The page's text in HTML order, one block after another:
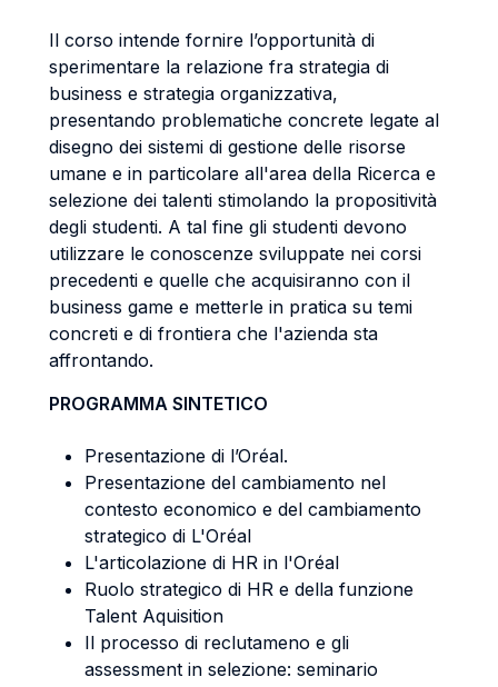
Il corso intende fornire l’opportunità di
sperimentare la relazione fra strategia di
business e strategia organizzativa,
presentando problematiche concrete legate al
disegno dei sistemi di gestione delle risorse
umane e in particolare all'area della Ricerca e
selezione dei talenti stimolando la propositività
degli studenti. A tal fine gli studenti devono
utilizzare le conoscenze sviluppate nei corsi
precedenti e quelle che acquisiranno con il
business game e metterle in pratica su temi
concreti e di frontiera che l'azienda sta
affrontando.
PROGRAMMA SINTETICO
Presentazione di l’Oréal.
Presentazione del cambiamento nel
contesto economico e del cambiamento
strategico di L'Oréal
L'articolazione di HR in l'Oréal
Ruolo strategico di HR e della funzione
Talent Aquisition
Il processo di reclutameno e gli
assessment in selezione: seminario